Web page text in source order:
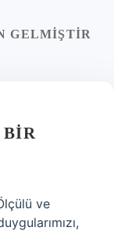
GELMIŞTIR
BIR
ve